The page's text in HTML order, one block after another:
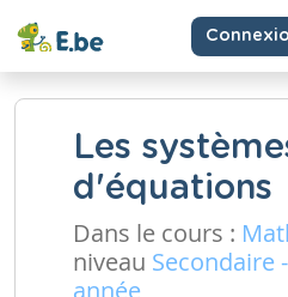
Les
d'équations
Dans le cours :
niveau Secondaire
année